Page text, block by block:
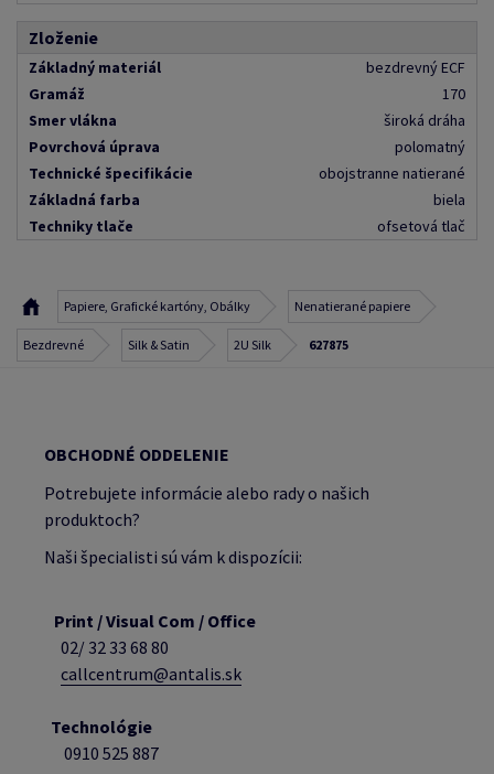
Zloženie
Základný materiál
bezdrevný ECF
Gramáž
170
Smer vlákna
široká dráha
Povrchová úprava
polomatný
Technické špecifikácie
obojstranne natierané
Základná farba
biela
Techniky tlače
ofsetová tlač
Papiere, Grafické kartóny, Obálky Nenatierané papiere
Bezdrevné Silk & Satin 2U Silk 627875
OBCHODNÉ ODDELENIE
Potrebujete informácie alebo rady o našich
produktoch?
Naši špecialisti sú vám k dispozícii:
Print / Visual Com / Office
02/ 32 33 68 80
callcentrum@antalis.sk
Technológie
0910 525 887